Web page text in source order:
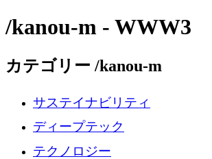
/kanou-m - WWW3
カテゴリー /kanou-m
サステイナビリティ
ディープテック
テクノロジー